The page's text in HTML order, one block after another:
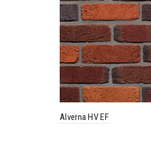
Alverna HV EF